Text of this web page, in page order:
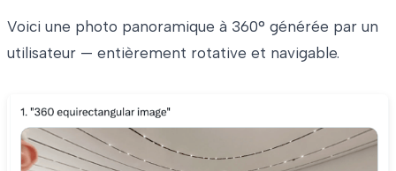
Voici une photo panoramique à 360° générée par un
utilisateur — entièrement rotative et navigable.